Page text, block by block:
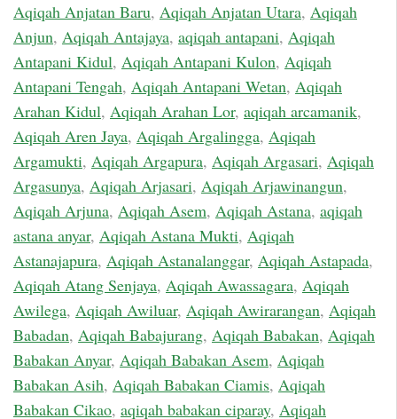
Aqiqah Anjatan Baru, Aqiqah Anjatan Utara, Aqiqah
Anjun, Aqiqah Antajaya, aqiqah antapani, Aqiqah
Antapani Kidul, Aqiqah Antapani Kulon, Aqiqah
Antapani Tengah, Aqiqah Antapani Wetan, Aqiqah
Arahan Kidul, Aqiqah Arahan Lor, aqiqah arcamanik,
Aqiqah Aren Jaya, Aqiqah Argalingga, Aqiqah
Argamukti, Aqiqah Argapura, Aqiqah Argasari, Aqiqah
Argasunya, Aqiqah Arjasari, Aqiqah Arjawinangun,
Aqiqah Arjuna, Aqiqah Asem, Aqiqah Astana, aqiqah
astana anyar, Aqiqah Astana Mukti, Aqiqah
Astanajapura, Aqiqah Astanalanggar, Aqiqah Astapada,
Aqiqah Atang Senjaya, Aqiqah Awassagara, Aqiqah
Awilega, Aqiqah Awiluar, Aqiqah Awirarangan, Aqiqah
Babadan, Aqiqah Babajurang, Aqiqah Babakan, Aqiqah
Babakan Anyar, Aqiqah Babakan Asem, Aqiqah
Babakan Asih, Aqiqah Babakan Ciamis, Aqiqah
Babakan Cikao, aqiqah babakan ciparay, Aqiqah